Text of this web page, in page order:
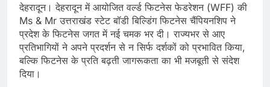
देहरादून। देहरादून में आयोजित वर्ल्ड फिटनेस फेडरेशन (WFF) की
Ms & Mr उत्तराखंड स्टेट बॉडी बिल्डिंग फिटनेस चैंपियनशिप ने
प्रदेश के फिटनेस जगत में नई चमक भर दी। राज्यभर से आए
प्रतिभागियों ने अपने प्रदर्शन से न सिर्फ दर्शकों को प्रभावित किया,
बल्कि फिटनेस के प्रति बढ़ती जागरूकता का भी मजबूती से संदेश
दिया।